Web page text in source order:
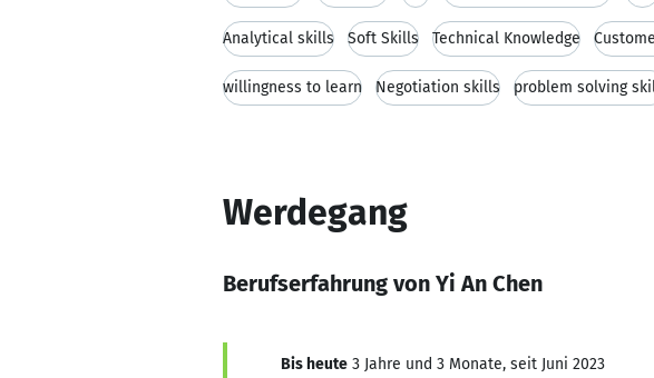
Analytical skills Soft Skills Technical Knowledge
willingness to learn Negotiation skills problem solving
Werdegang
Berufserfahrung von Yi An Chen
Bis heute 3 Jahre und 3 Monate, seit Juni 2023